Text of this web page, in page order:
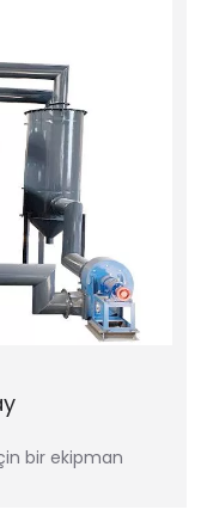
bir ekipman